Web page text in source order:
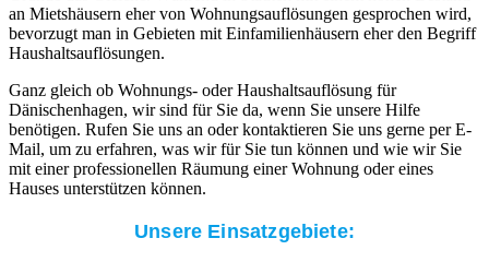
an Mietshäusern eher von Wohnungsauflösungen gesprochen wird,
bevorzugt man in Gebieten mit Einfamilienhäusern eher den Begriff
Haushaltsauflösungen.
Ganz gleich ob Wohnungs- oder Haushaltsauflösung für
Dänischenhagen, wir sind für Sie da, wenn Sie unsere Hilfe
benötigen. Rufen Sie uns an oder kontaktieren Sie uns gerne per E-
Mail, um zu erfahren, was wir für Sie tun können und wie wir Sie
mit einer professionellen Räumung einer Wohnung oder eines
Hauses unterstützen können.
Unsere Einsatzgebiete: